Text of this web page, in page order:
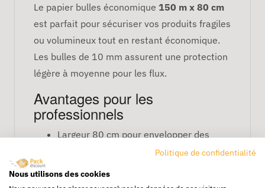
Le papier bulles économique 150 m x 80 cm
est parfait pour sécuriser vos produits fragiles
ou volumineux tout en restant économique.
Les bulles de 10 mm assurent une protection
légère à moyenne pour les flux.
Avantages pour les
professionnels
Largeur 80 cm pour envelopper des
produits moyens à volumineux.
Bulles de 10 mm pour protection légère
Politique de confidentialité
Nous utilisons des cookies